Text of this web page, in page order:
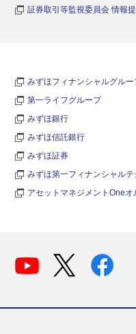
証券取引等監視委員会 情報
みずほフィナンシャルグルー
第一ライフグループ
みずほ銀行
みずほ信託銀行
みずほ証券
みずほ第一フィナンシャルテ
アセットマネジメントOne